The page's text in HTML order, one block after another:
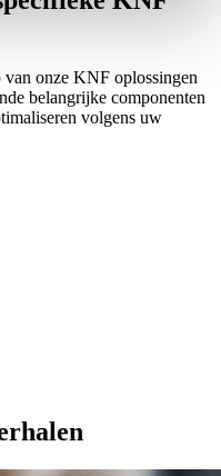
onze KNF oplossingen
belangrijke componenten
volgens uw